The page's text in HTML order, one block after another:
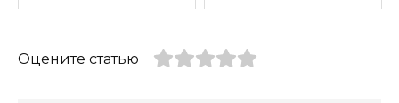
Оцените статью